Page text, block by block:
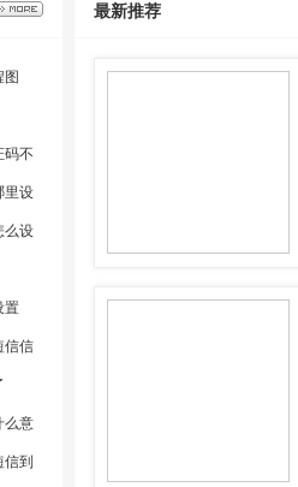
图
码不
里设
么设
置
信信
么意
到
最新推荐